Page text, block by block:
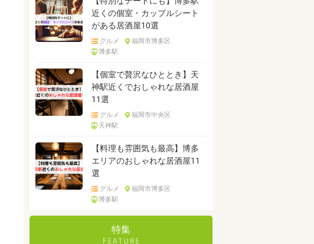
近くの個室・カップルシート
がある居酒屋10選
グルメ
福岡市博多区
博多駅
【個室で贅沢なひととき】天
神駅近くでおしゃれな居酒屋
11選
グルメ
福岡市中央区
天神駅
【料理も雰囲気も最高】博多
エリアのおしゃれな居酒屋11
選
グルメ
福岡市博多区
博多駅
特集